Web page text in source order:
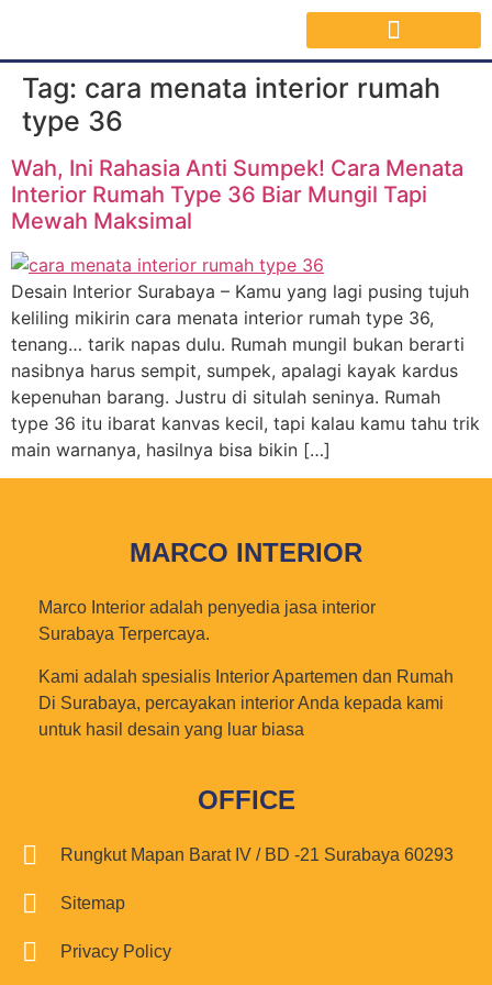
Tag: cara menata interior rumah
type 36
Wah, Ini Rahasia Anti Sumpek! Cara Menata
Interior Rumah Type 36 Biar Mungil Tapi
Mewah Maksimal
Desain Interior Surabaya – Kamu yang lagi pusing tujuh
keliling mikirin cara menata interior rumah type 36,
tenang… tarik napas dulu. Rumah mungil bukan berarti
nasibnya harus sempit, sumpek, apalagi kayak kardus
kepenuhan barang. Justru di situlah seninya. Rumah
type 36 itu ibarat kanvas kecil, tapi kalau kamu tahu trik
main warnanya, hasilnya bisa bikin […]
MARCO INTERIOR
Marco Interior adalah penyedia jasa interior
Surabaya Terpercaya.
Kami adalah spesialis Interior Apartemen dan Rumah
Di Surabaya, percayakan interior Anda kepada kami
untuk hasil desain yang luar biasa
OFFICE
Rungkut Mapan Barat IV / BD -21 Surabaya 60293
Sitemap
Privacy Policy